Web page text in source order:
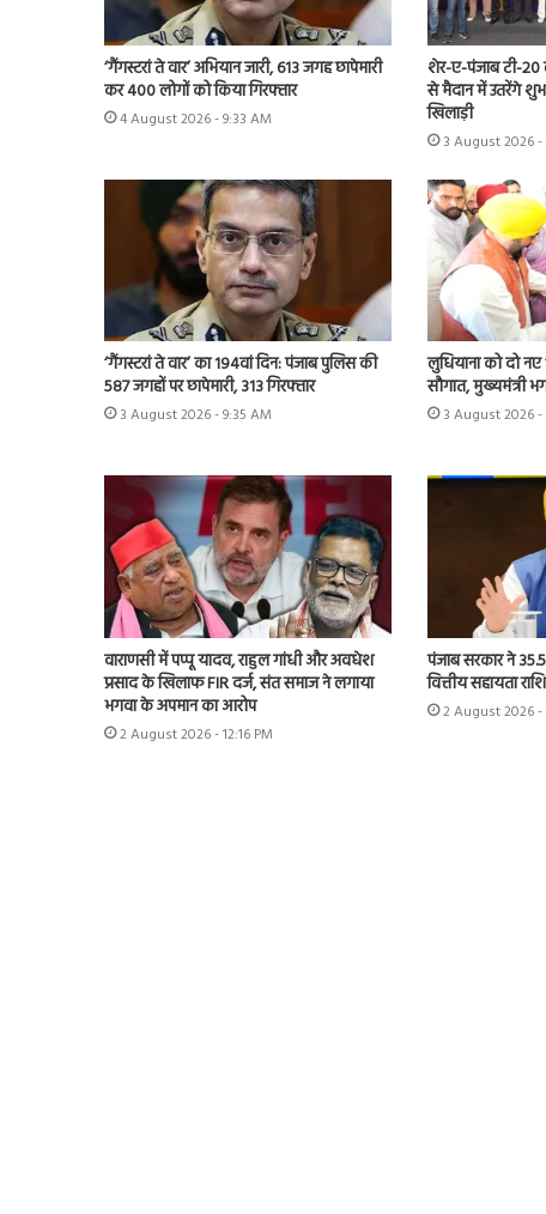
‘गैंगस्टरां ते वार’ अभियान जारी, 613 जगह छापेमारी
कर 400 लोगों को किया गिरफ्तार
4 August 2026 - 9:33 AM
शेर-ए-पंजाब टी-20
से मैदान में उतरेंगे
खिलाड़ी
3 August 2026 -
‘गैंगस्टरां ते वार’ का 194वां दिन: पंजाब पुलिस की
587 जगहों पर छापेमारी, 313 गिरफ्तार
3 August 2026 - 9:35 AM
लुधियाना को दो
सौगात, मुख्यमंत्री
3 August 2026
वाराणसी में पप्पू यादव, राहुल गांधी और अवधेश
प्रसाद के खिलाफ FIR दर्ज, संत समाज ने लगाया
भगवा के अपमान का आरोप
2 August 2026 - 12:16 PM
पंजाब सरकार ने
वित्तीय सहायता
2 August 2026 -